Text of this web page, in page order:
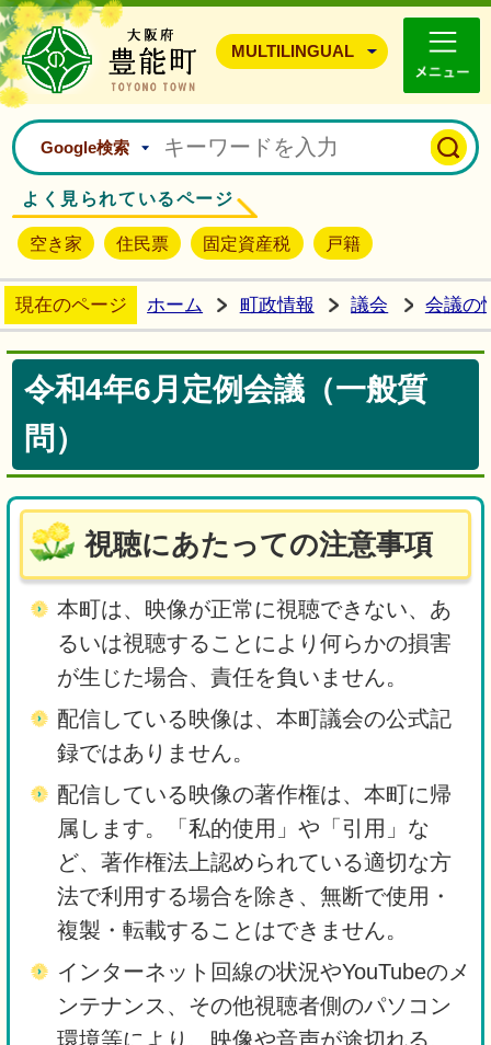
豊能町ホームページ
MULTILINGUAL
Google検索
よく見られているページ
空き家 住民票 固定資産税 戸籍
現在のページ ホーム 町政情報 議会 会議の
令和4年6月定例会議（一般質
問）
視聴にあたっての注意事項
本町は、映像が正常に視聴できない、あ
るいは視聴することにより何らかの損害
が生じた場合、責任を負いません。
配信している映像は、本町議会の公式記
録ではありません。
配信している映像の著作権は、本町に帰
属します。「私的使用」や「引用」な
ど、著作権法上認められている適切な方
法で利用する場合を除き、無断で使用・
複製・転載することはできません。
インターネット回線の状況やYouTubeのメ
ンテナンス、その他視聴者側のパソコン
環境等により、映像や音声が途切れる、